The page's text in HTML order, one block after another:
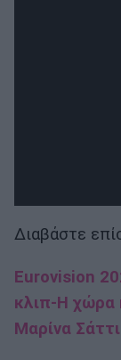
Διαβάστε
Eurovision
κλιπ-Η χώρα
Μαρίνα